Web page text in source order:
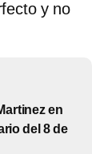
y no
en
del 8 de